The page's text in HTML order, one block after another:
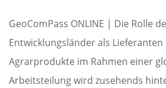
GeoComPass ONLINE | Die Rolle
Entwicklungsländer als
Agrarprodukte im Rahmen einer
Arbeitsteilung wird zusehends